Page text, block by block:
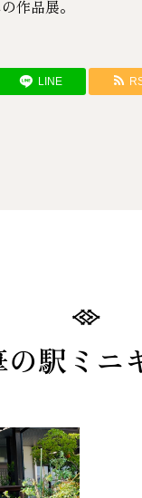
作品展。
LINE
駅ミニ